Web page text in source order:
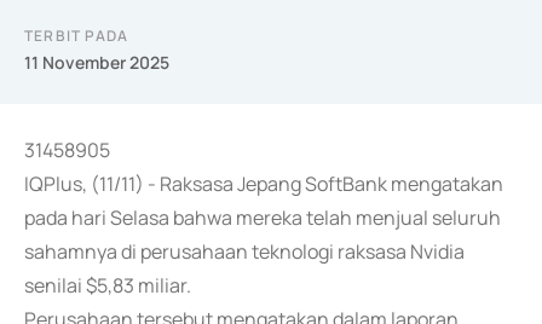
TERBIT PADA
11 November 2025
31458905
IQPlus, (11/11) - Raksasa Jepang SoftBank mengatakan
pada hari Selasa bahwa mereka telah menjual seluruh
sahamnya di perusahaan teknologi raksasa Nvidia
senilai $5,83 miliar.